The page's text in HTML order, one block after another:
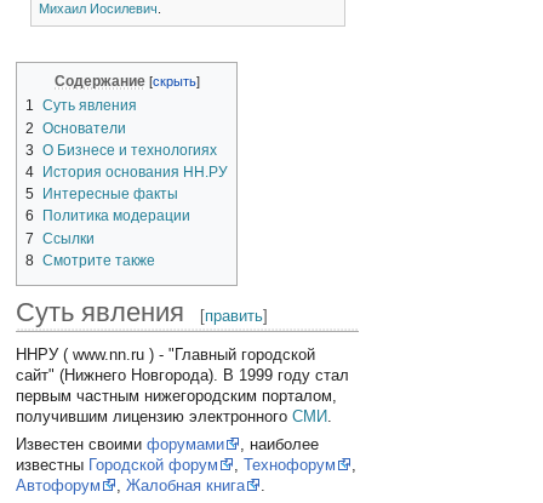
Михаил Иосилевич
Содержание
1
Суть явления
2
Основатели
3
О Бизнесе и технологиях
4
История основания НН.РУ
5
Интересные факты
6
Политика модерации
7
Ссылки
8 Смотрите также
Суть явления [править]
ННРУ ( www.nn.ru ) - "Главный городской
сайт" (Нижнего Новгорода). В 1999 году стал
первым частным нижегородским порталом,
получившим лицензию электронногоСМИ
Известен своимифорумами
, наиболее
известны Городской форум ,Технофорум
,
Автофорум
,Жалобная книга
.